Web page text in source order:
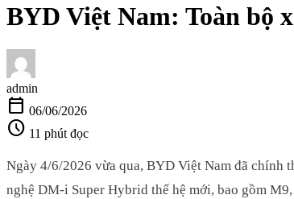
BYD Việt Nam: Toàn bộ
admin
calendar_today 06/06/2026
schedule 11 phút đọc
Ngày 4/6/2026 vừa qua, BYD Việt Nam đã chính
nghệ DM-i Super Hybrid thế hệ mới, bao gồm M9,